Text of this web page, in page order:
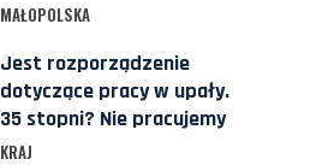
MAŁOPOLSKA
Jest rozporządzenie
dotyczące pracy w upały.
35 stopni? Nie pracujemy
KRAJ